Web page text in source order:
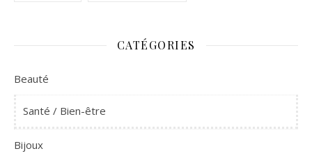
CATÉGORIES
Beauté
Santé / Bien-être
Bijoux